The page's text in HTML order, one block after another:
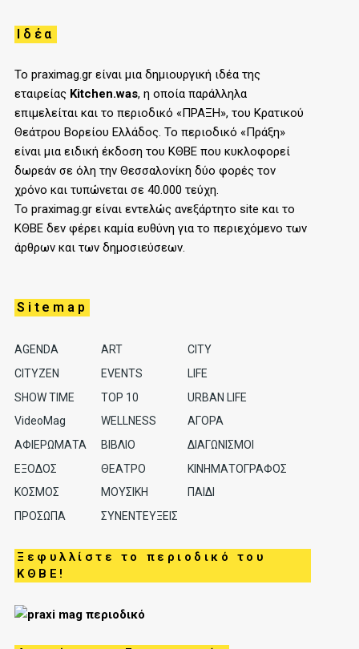
Ιδέα
Το praximag.gr είναι μια δημιουργική ιδέα της
εταιρείας Kitchen.was, η οποία παράλληλα
επιμελείται και το περιοδικό «ΠΡΑΞΗ», του Kρατικού
Θεάτρου Βορείου Ελλάδος. Το περιοδικό «Πράξη»
είναι μια ειδική έκδοση του ΚΘΒΕ που κυκλοφορεί
δωρεάν σε όλη την Θεσσαλονίκη δύο φορές τον
χρόνο και τυπώνεται σε 40.000 τεύχη.
Το praximag.gr είναι εντελώς ανεξάρτητο site και το
ΚΘΒΕ δεν φέρει καμία ευθύνη για το περιεχόμενο των
άρθρων και των δημοσιεύσεων.
Sitemap
AGENDA ART
CITY
CITYZEN
EVENTS
LIFE
SHOW TIME
TOP 10
URBAN LIFE
VideoMag
WELLNESS
ΑΓΟΡΑ
ΑΦΙΕΡΩΜΑΤΑ
ΒΙΒΛΙΟ
ΔΙΑΓΩΝΙΣΜΟΙ
ΕΞΟΔΟΣ
ΘΕΑΤΡΟ
ΚΙΝΗΜΑΤΟΓΡΑΦΟΣ
ΚΟΣΜΟΣ
ΜΟΥΣΙΚΗ
ΠΑΙΔΙ
ΠΡΟΣΩΠΑ
ΣΥΝΕΝΤΕΥΞΕΙΣ
Ξεφυλλίστε το περιοδικό του
ΚΘΒΕ!